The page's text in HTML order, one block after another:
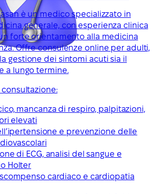
è un medico specializzato in
generale, con esperienza clinica
forte orientamento alla medicina
Offre consulenze online per adulti,
gestione dei sintomi acuti sia il
a lungo termine.
mancanza di respiro, palpitazioni,
elevati
e prevenzione delle
di ECG, analisi del sangue e
Holter
cardiaco e cardiopatia